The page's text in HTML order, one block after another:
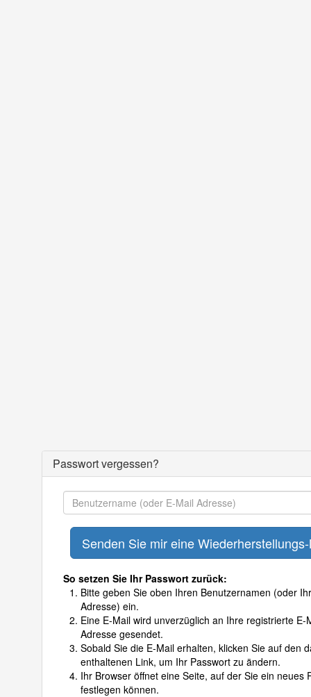
Passwort vergessen?
So setzen Sie Ihr Passwort zurück:
Bitte geben Sie oben Ihren Benutzernamen (oder
Adresse) ein.
Eine E-Mail wird unverzüglich an Ihre registrierte E-
Adresse gesendet.
Sobald Sie die E-Mail erhalten, klicken Sie auf den
enthaltenen Link, um Ihr Passwort zu ändern.
Ihr Browser öffnet eine Seite, auf der Sie ein neues
festlegen können.